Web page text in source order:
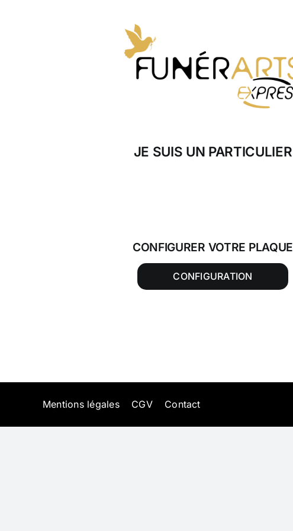
JE SUIS UN PARTICULIER
CONFIGURER VOTRE PLAQUE
CONFIGURATION
Mentions légales CGV Contact